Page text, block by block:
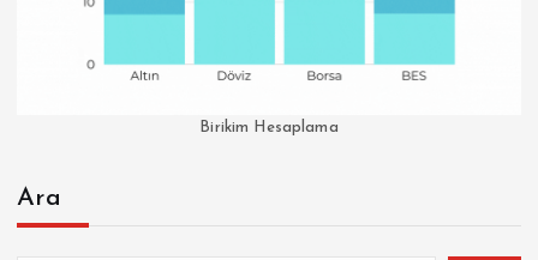
Birikim Hesaplama
Ara